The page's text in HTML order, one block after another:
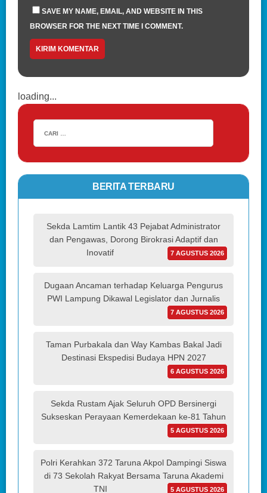
SAVE MY NAME, EMAIL, AND WEBSITE IN THIS
BROWSER FOR THE NEXT TIME I COMMENT.
loading...
BERITA TERBARU
Sekda Lamtim Lantik 43 Pejabat Administrator
dan Pengawas, Dorong Birokrasi Adaptif dan
Inovatif
7 AGUSTUS 2026
Dugaan Ancaman terhadap Keluarga Pengurus
PWI Lampung Dikawal Legislator dan Jurnalis
7 AGUSTUS 2026
Taman Purbakala dan Way Kambas Bakal Jadi
Destinasi Ekspedisi Budaya HPN 2027
6 AGUSTUS 2026
Sekda Rustam Ajak Seluruh OPD Bersinergi
Sukseskan Perayaan Kemerdekaan ke-81 Tahun
5 AGUSTUS 2026
Polri Kerahkan 372 Taruna Akpol Dampingi Siswa
di 73 Sekolah Rakyat Bersama Taruna Akademi
TNI
5 AGUSTUS 2026